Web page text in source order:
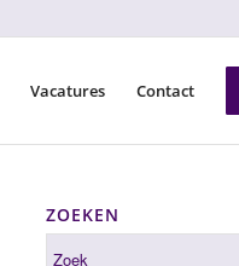
Vacatures Contact
ZOEKEN